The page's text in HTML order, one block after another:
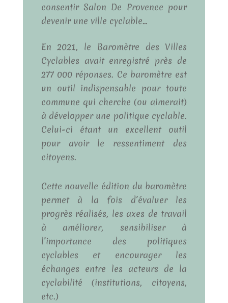
consentir Salon De Provence pour
devenir une ville cyclable…
En 2021, le Baromètre des Villes
Cyclables avait enregistré près de
277 000 réponses. Ce baromètre est
un outil indispensable pour toute
commune qui cherche (ou aimerait)
à développer une politique cyclable.
Celui-ci étant un excellent outil
pour avoir le ressentiment des
citoyens.
Cette nouvelle édition du baromètre
permet à la fois d’évaluer les
progrès réalisés, les axes de travail
à améliorer, sensibiliser à
l’importance des politiques
cyclables et encourager les
échanges entre les acteurs de la
cyclabilité (institutions, citoyens,
etc.)